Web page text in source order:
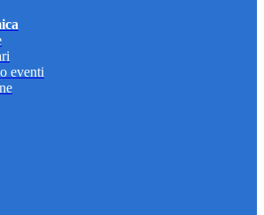
eventi